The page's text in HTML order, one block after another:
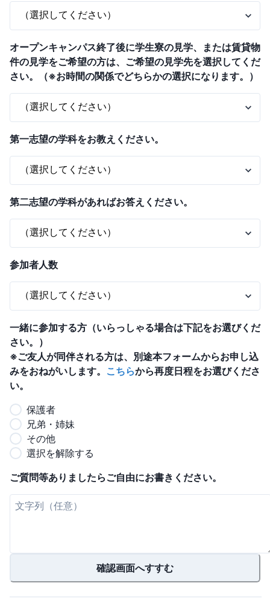
オープンキャンパス終了後に学生寮の見学、または賃貸物
件の見学をご希望の方は、ご希望の見学先を選択してくだ
さい。（※お時間の関係でどちらかの選択になります。）
第一志望の学科をお教えください。
第二志望の学科があればお答えください。
参加者人数
一緒に参加する方（いらっしゃる場合は下記をお選びくだ
さい。）
※ご友人が同伴される方は、別途本フォームからお申し込
みをおねがいします。 こちらから再度日程をお選びくださ
い。
保護者
兄弟・姉妹
その他
選択を解除する
ご質問等ありましたらご自由にお書きください。
確認画面へすすむ